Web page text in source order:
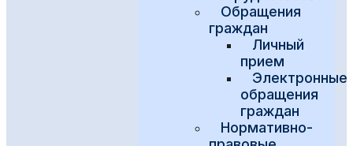
Обращения
граждан
Личный
прием
Электронные
обращения
граждан
Нормативно-